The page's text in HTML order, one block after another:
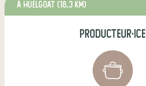
à Huelgoat (18,3 km)
producteur·ice